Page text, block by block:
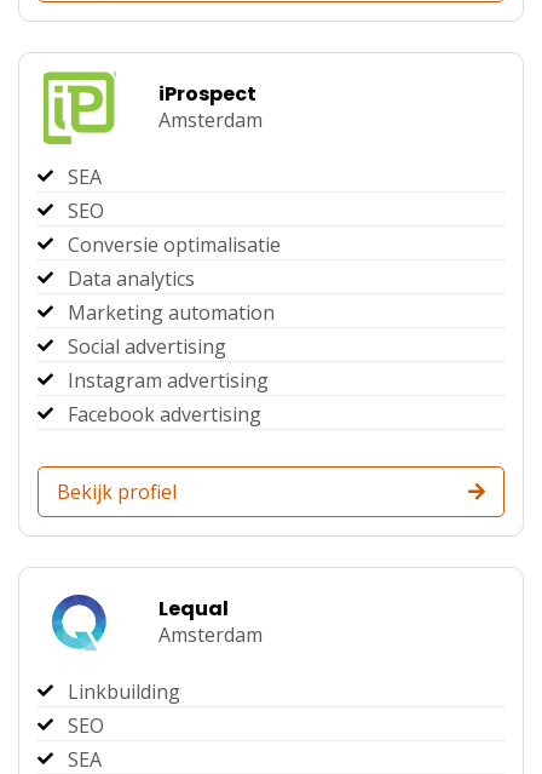
iProspect
Amsterdam
SEA
SEO
Conversie optimalisatie
Data analytics
Marketing automation
Social advertising
Instagram advertising
Facebook advertising
Bekijk profiel
Lequal
Amsterdam
Linkbuilding
SEO
SEA